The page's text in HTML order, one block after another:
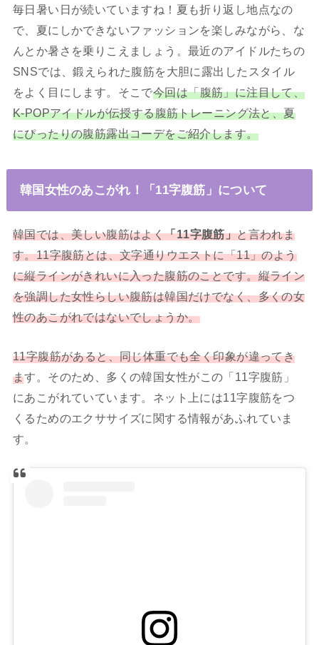
毎日暑い日が続いていますね！夏も折り返し地点なの
で、夏にしかできないファッションを楽しみながら、な
んとか暑さを乗りこえましょう。最近のアイドルたちの
SNSでは、鍛えられた腹筋を大胆に露出したスタイル
をよく目にします。そこで今回は「腹筋」に注目して、
K-POPアイドルが伝授する腹筋トレーニング法と、夏
にぴったりの腹筋露出コーデをご紹介します。
韓国女性のあこがれ！「11字腹筋」について
韓国では、美しい腹筋はよく「11字腹筋」と言われま
す。11字腹筋とは、文字通りウエストに「11」のよう
に縦ラインがきれいに入った腹筋のことです。縦ライン
を強調した女性らしい腹筋は韓国だけでなく、多くの女
性のあこがれではないでしょうか。
11字腹筋があると、同じ体重でも全く印象が違ってき
ます。そのため、多くの韓国女性がこの「11字腹筋」
にあこがれていています。ネット上には11字腹筋をつ
くるためのエクササイズに関する情報があふれていま
す。